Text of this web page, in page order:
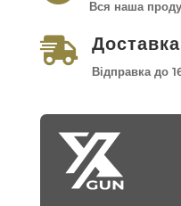
Вся наша
 Доставка
Відправка до